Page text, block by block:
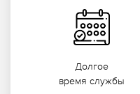
под ключ
Долгое